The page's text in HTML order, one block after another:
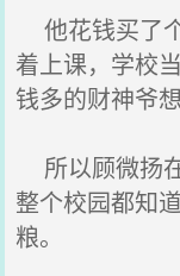
他花钱买了
着上课，学校
钱多的财神爷
所以顾微扬
整个校园都知
粮。